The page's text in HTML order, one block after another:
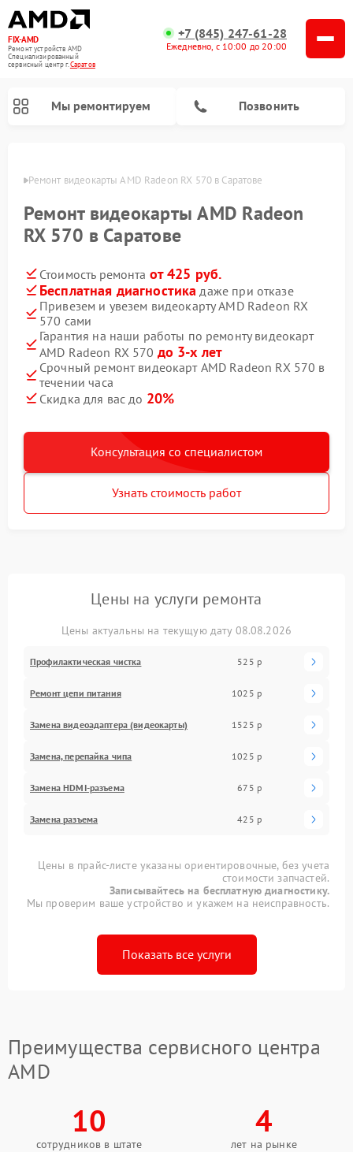
FIX-AMD
Ремонт устройств AMD
Специализированный
cервисный центр г.Саратов
+7 (845) 247-61-28
Ежедневно, с 10:00 до 20:00
Мы ремонтируем Позвонить
Ремонт видеокарты AMD Radeon RX 570 в Саратове
Ремонт видеокарты AMD Radeon
RX 570 в Саратове
Стоимость ремонта от 425 руб.
Бесплатная диагностика даже при отказе
Привезем и увезем видеокарту AMD Radeon RX
570 сами
Гарантия на наши работы по ремонту видеокарт
AMD Radeon RX 570 до 3-х лет
Срочный ремонт видеокарт AMD Radeon RX 570 в
течении часа
Скидка для вас до 20%
Консультация со специалистом
Узнать стоимость работ
Цены на услуги ремонта
Цены актуальны на текущую дату 08.08.2026
Профилактическая чистка 525 р
Ремонт цепи питания 1025 р
Замена видеоадаптера (видеокарты) 1525 р
Замена, перепайка чипа 1025 р
Замена HDMI-разъема 675 р
Замена разъема 425 р
Цены в прайс-листе указаны ориентировочные, без учета
стоимости запчастей.
Записывайтесь на бесплатную диагностику.
Мы проверим ваше устройство и укажем на неисправность.
Показать все услуги
Преимущества сервисного центра
AMD
10
сотрудников в штате
4
лет на рынке